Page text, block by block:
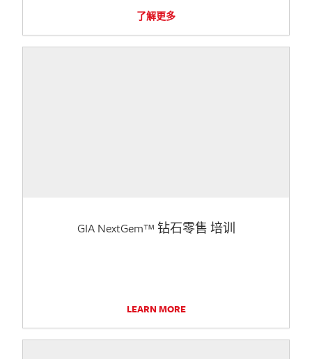
了解更多
GIA NextGem™ 钻石零售 培训
LEARN MORE